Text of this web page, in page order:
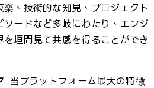
、技術的な知見、プロジェクト
ードなど多岐にわたり、エンジ
垣間見て共感を得ることができ
: 当プラットフォーム最大の特徴